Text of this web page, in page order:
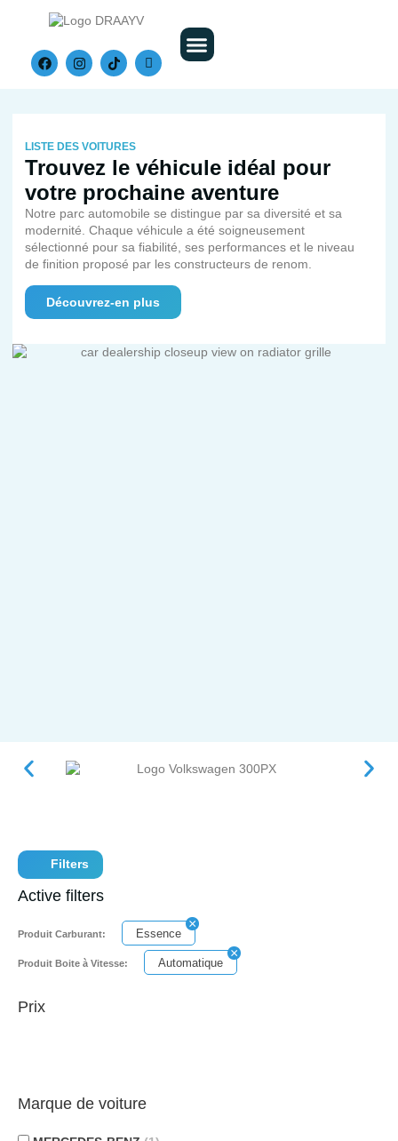
LISTE DES VOITURES
Trouvez le véhicule idéal pour
votre prochaine aventure
Notre parc automobile se distingue par sa diversité et sa
modernité. Chaque véhicule a été soigneusement
sélectionné pour sa fiabilité, ses performances et le niveau
de finition proposé par les constructeurs de renom.
Découvrez-en plus
Filters
Active filters
Produit Carburant: Essence
Produit Boite à Vitesse: Automatique
Prix
Marque de voiture